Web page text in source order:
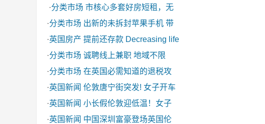
·分类市场 市核心多套好房短租，无
·分类市场 出新的未拆封苹果手机 带
·英国房产 提前还存款 Decreasing life
·分类市场 诚聘线上兼职 地域不限
·分类市场 在英国必需知道的退税攻
·英国新闻 伦敦唐宁街突发! 女子开车
·英国新闻 小长假伦敦迎低温！女子
·英国新闻 中国深圳富豪登场英国伦